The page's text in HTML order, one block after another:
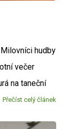
hudby
večer
na taneční
Přečíst celý článek